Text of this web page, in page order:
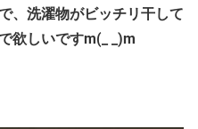
、洗濯物がビッチリ干して
欲しいですm(_ _)m